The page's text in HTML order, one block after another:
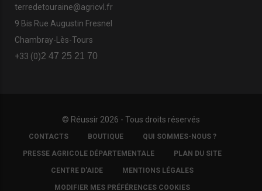
terredetouraine@agricvl.fr
9 Bis Rue Augustin Fresnel
Chambray-Lès-Tours
+33 (0)2 47 25 21 70
© Réussir 2026 - Tous droits réservés
FOOTER
COPYRIGHT
CONTACTS BOUTIQUE QUI SOMMES-NOUS ?
PRESSE AGRICOLE DÉPARTEMENTALE PLAN DU SITE
CENTRE D'AIDE MENTIONS LÉGALES
MODIFIER MES PRÉFÉRENCES COOKIES